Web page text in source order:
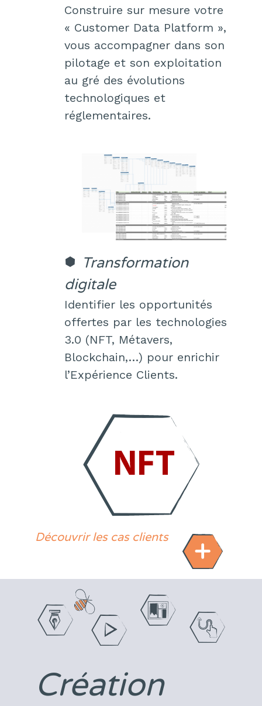
Construire sur mesure votre
« Customer Data Platform »,
vous accompagner dans son
pilotage et son exploitation
au gré des évolutions
technologiques et
réglementaires.
Transformation
digitale
Identifier les opportunités
offertes par les technologies
3.0 (NFT, Métavers,
Blockchain,…) pour enrichir
l’Expérience Clients.
Découvrir les cas clients
Création